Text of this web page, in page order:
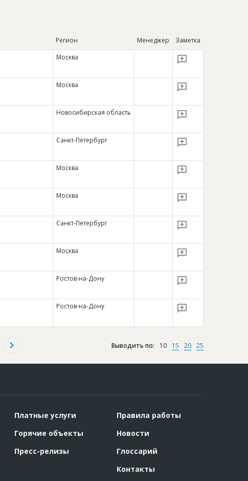
Регион Менеджер Заметка
Москва
Москва
Новосибирская область
Санкт-Петербург
Москва
Москва
Санкт-Петербург
Москва
Ростов-на-Дону
Ростов-на-Дону
Выводить по: 10 15 20 25
Платные услуги
Горячие объекты
Пресс-релизы
Правила работы
Новости
Глоссарий
Контакты